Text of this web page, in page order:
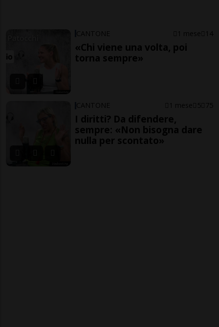
CANTONE 1 mese 14
«Chi viene una volta, poi
torna sempre»
CANTONE 1 mese 5 75
I diritti? Da difendere,
sempre: «Non bisogna dare
nulla per scontato»